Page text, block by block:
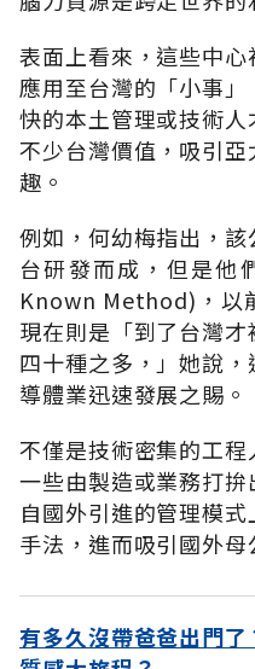
表面上看來，這些中
應用至台灣的「小事
快的本土管理或技術
不少台灣價值，吸引
趣。
例如，何幼梅指出，
台研發而成，但是他
Known Method)，以
現在則是「到了台灣
四十種之多，」她說
導體業迅速發展之賜。
不僅是技術密集的工程
一些由製造或業務打
自國外引進的管理模
手法，進而吸引國外母
有多久沒帶爸爸出門